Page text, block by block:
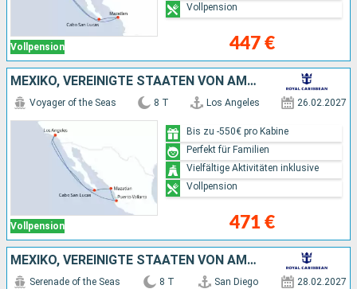
Vollpension 447 €
Vollpension
MEXIKO, VEREINIGTE STAATEN VON AMERIKA
Vollpension
Voyager of the Seas 8 T Los Angeles 26.02.2027
471 €
Bis zu -550€ pro Kabine
Perfekt für Familien
Vielfältige Aktivitäten inklusive
Vollpension
MEXIKO, VEREINIGTE STAATEN VON AMERIKA
Serenade of the Seas 8 T San Diego 28.02.2027